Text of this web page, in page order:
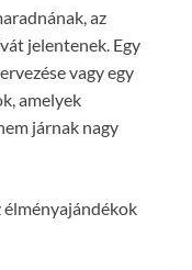
az
jelentenek. Egy
vagy egy
amelyek
járnak nagy
élményajándékok